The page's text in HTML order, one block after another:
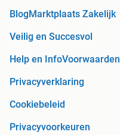
Blog Marktplaats Zakelijk
Veilig en Succesvol
Help en InfoVoorwaarden
Privacyverklaring
Cookiebeleid
Privacyvoorkeuren